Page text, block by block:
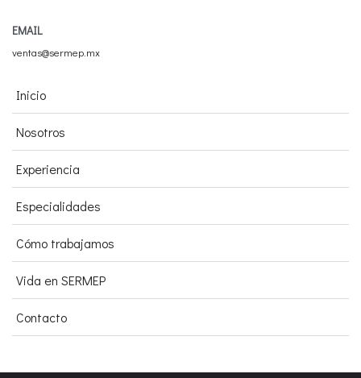
EMAIL
ventas@sermep.mx
Inicio
Nosotros
Experiencia
Especialidades
Cómo trabajamos
Vida en SERMEP
Contacto